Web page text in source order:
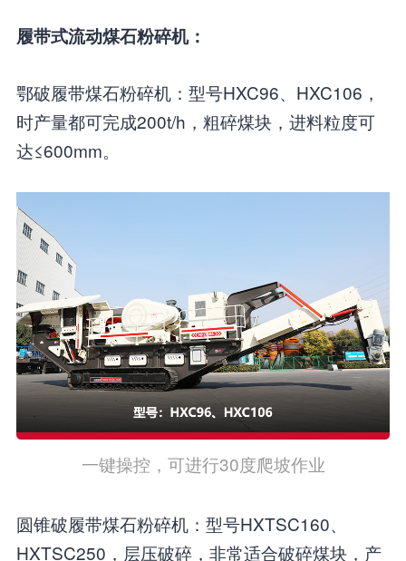
履带式流动煤石粉碎机：
鄂破履带煤石粉碎机：型号HXC96、HXC106，
时产量都可完成200t/h，粗碎煤块，进料粒度可
达≤600mm。
一键操控，可进行30度爬坡作业
圆锥破履带煤石粉碎机：型号HXTSC160、
HXTSC250，层压破碎，非常适合破碎煤块，产